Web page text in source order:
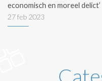
economisch en moreel delict’
27 feb 2023